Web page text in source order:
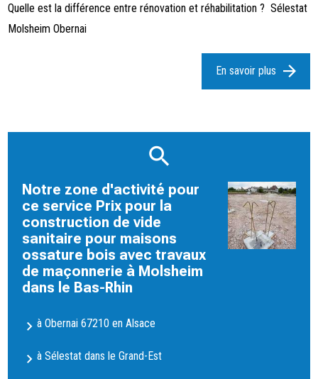
Quelle est la différence entre rénovation et réhabilitation ? Sélestat
Molsheim Obernai
En savoir plus
Notre zone d'activité pour
ce service Prix pour la
construction de vide
sanitaire pour maisons
ossature bois avec travaux
de maçonnerie à Molsheim
dans le Bas-Rhin
à Obernai 67210 en Alsace
à Sélestat dans le Grand-Est